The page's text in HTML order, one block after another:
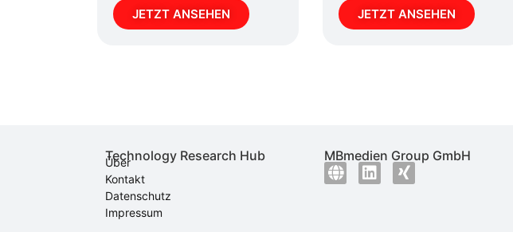
JETZT ANSEHEN JETZT ANSEHEN
Technology Research Hub
Über
Kontakt
Datenschutz
Impressum
MBmedien Group GmbH